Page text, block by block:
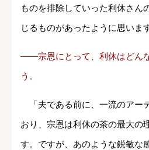
ものを排除していった利休さん
じるものがあったように思います
――宗恩にとって、利休はどん
う。
「夫である前に、一流のアー
おり、宗恩は利休の茶の最大の
す。ですが、あのような鋭敏な